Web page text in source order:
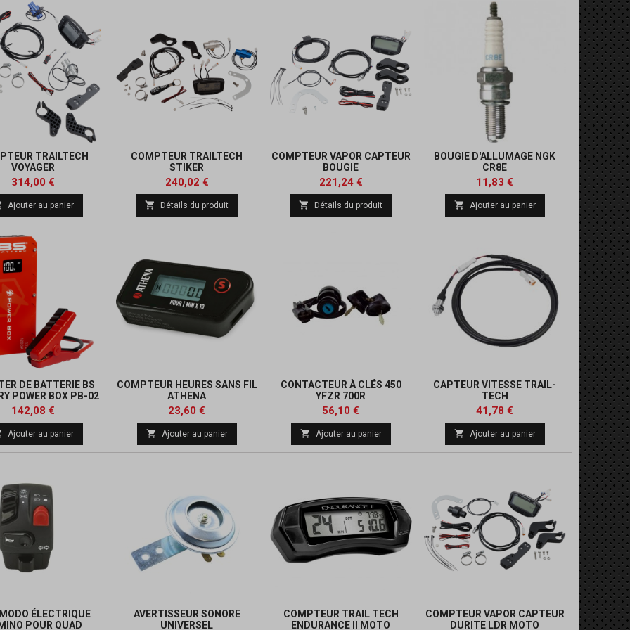
TRAILTECH
VOYAGER
Prix
314,00 €Prix
de
base
Ajouter au panier
COMPTEUR TRAILTECH
STIKER
Prix
240,02 €
 Détails du produit
COMPTEUR VAPOR CAPTEUR
BOUGIE
Prix
221,24 €Prix
de
base
 Détails du produit
BOUGIE D'ALLUMAGE NGK
CR8E
Prix
11,83 €
base
 Ajouter au panier
DE BATTERIE BS
POWER BOX PB-02
Prix
142,08 €Prix
de
base
Ajouter au panier
COMPTEUR HEURES SANS FIL
ATHENA
Prix
23,60 €
base
 Ajouter au panier
CONTACTEUR À CLÉS 450
YFZR 700R
Prix
56,10 €
 Ajouter au panier
CAPTEUR VITESSE TRAIL-
TECH
Prix
41,78 €
 Ajouter au panier
ÉLECTRIQUE
POUR QUAD
AVERTISSEUR SONORE
UNIVERSEL
COMPTEUR TRAIL TECH
ENDURANCE II MOTO
COMPTEUR VAPOR CAPTEUR
DURITE LDR MOTO